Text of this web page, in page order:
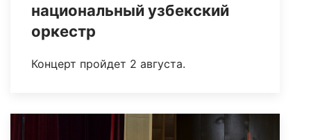
национальный узбекский
оркестр
Концерт пройдет 2 августа.